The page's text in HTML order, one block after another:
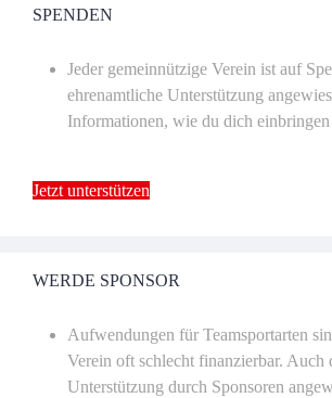
SPENDEN
Jeder gemeinnützige Verein ist auf
ehrenamtliche Unterstützung
Informationen, wie du dich einbringen
Jetzt unterstützen
WERDE SPONSOR
Aufwendungen für Teamsportarten
Verein oft schlecht finanzierbar. Auch
Unterstützung durch Sponsoren